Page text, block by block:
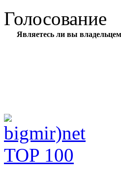
Голосование
Являетесь ли вы